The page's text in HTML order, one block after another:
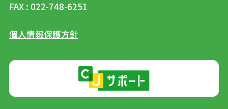
FAX : 022-748-6251
個人情報保護方針